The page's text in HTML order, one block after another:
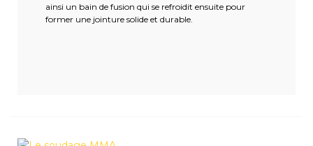
ainsi un bain de fusion qui se refroidit ensuite pour
former une jointure solide et durable.